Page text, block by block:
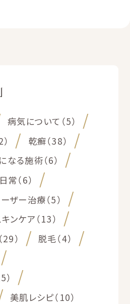
病気について（5）
乾癬（38）
なる施術（6）
（6）
ザー治療（5）
ンケア（13）
）
脱毛（4）
美肌レシピ（10）